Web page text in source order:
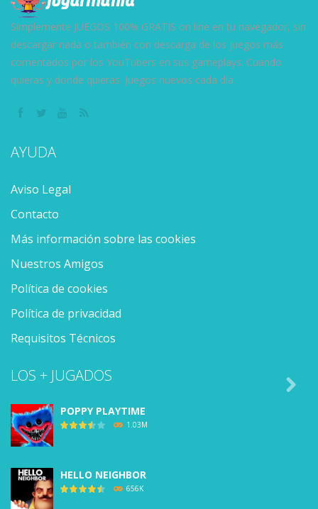
Simplemente JUEGOS 100% GRATIS on line en tu navegador, sin
descargar nada o también con descarga de los juegos más
comentados por los YouTubers en sus gameplays. Cuando
quieras y donde quieras. Juegos nuevos cada día.
AYUDA
Aviso Legal
Contacto
Más información sobre las cookies
Nuestros Amigos
Política de cookies
Política de privacidad
Requisitos Técnicos
LOS + JUGADOS
POPPY PLAYTIME
1.03M
HELLO NEIGHBOR
656K
